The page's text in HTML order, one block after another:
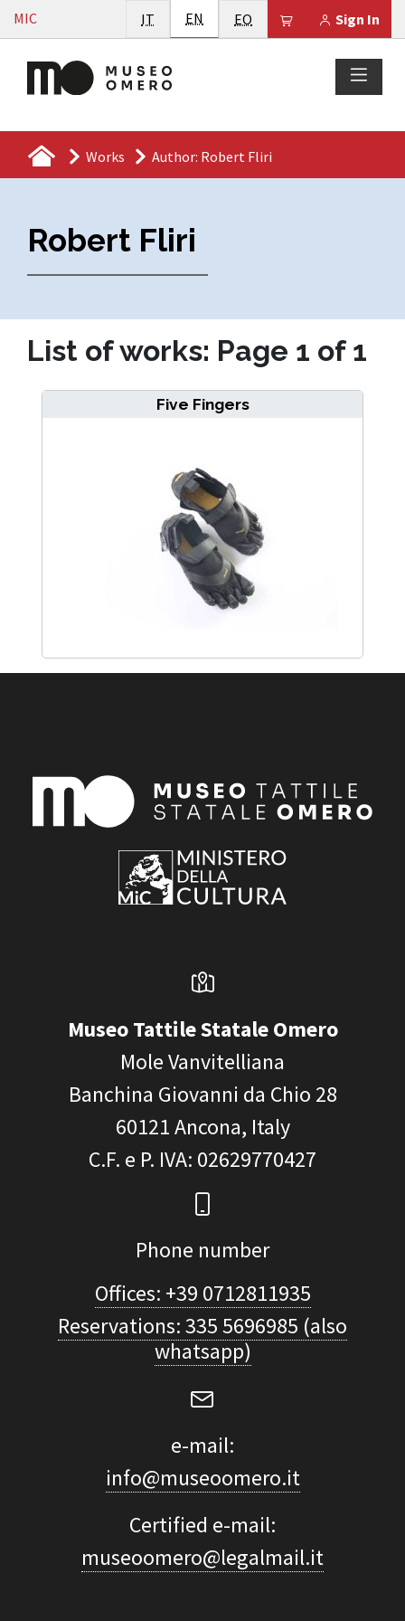
Vai al contenuto
MIC Sign In
Il tuo carrello è
IT Italiano
EN English
EO Esperanto
Works Author: Robert Fliri
Robert Fliri
List of works: Page 1 of 1
Five Fingers
Museo Tattile Statale Omero
Mole Vanvitelliana
Banchina Giovanni da Chio 28
60121Ancona, Italy
C.F. e P. IVA: 02629770427
Phone number
Offices: +39 0712811935
Reservations: 335 5696985 (also
whatsapp)
e-mail:
info@museoomero.it
Certified e-mail:
museoomero@legalmail.it